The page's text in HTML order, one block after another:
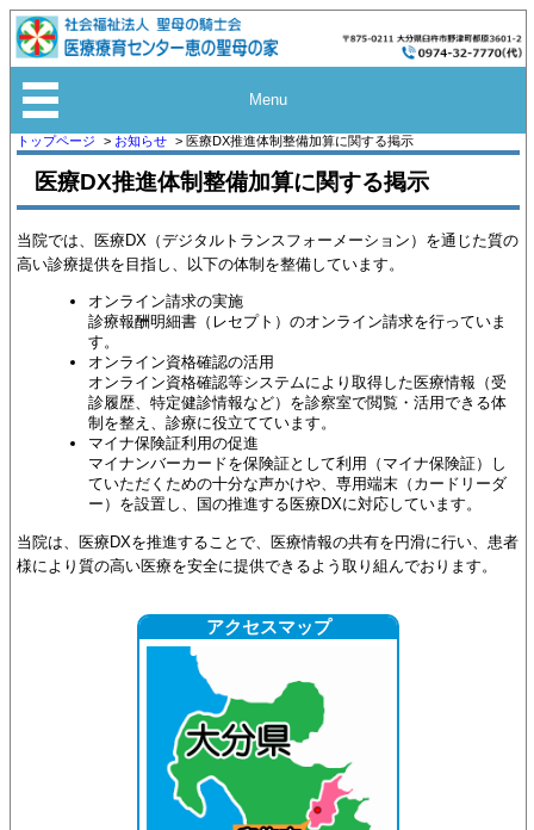
Menu
トップページ お知らせ 医療DX推進体制整備加算に関する掲示
医療DX推進体制整備加算に関する掲示
当院では、医療DX（デジタルトランスフォーメーション）を通じた質の
高い診療提供を目指し、以下の体制を整備しています。
オンライン請求の実施
診療報酬明細書（レセプト）のオンライン請求を行っていま
す。
オンライン資格確認の活用
オンライン資格確認等システムにより取得した医療情報（受
診履歴、特定健診情報など）を診察室で閲覧・活用できる体
制を整え、診療に役立てています。
マイナ保険証利用の促進
マイナンバーカードを保険証として利用（マイナ保険証）し
ていただくための十分な声かけや、専用端末（カードリーダ
ー）を設置し、国の推進する医療DXに対応しています。
当院は、医療DXを推進することで、医療情報の共有を円滑に行い、患者
様により質の高い医療を安全に提供できるよう取り組んでおります。
アクセスマップ